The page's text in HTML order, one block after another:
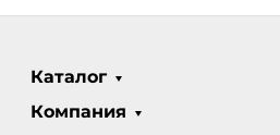
Каталог
Компания